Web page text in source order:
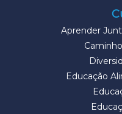
Aprender
Educação